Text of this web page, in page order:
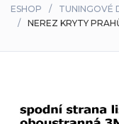
ESHOP TUNINGOVÉ
NEREZ KRYTY